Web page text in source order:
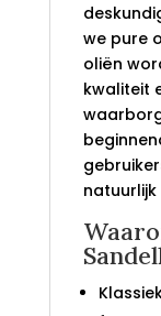
we pure
oliën
kwaliteit